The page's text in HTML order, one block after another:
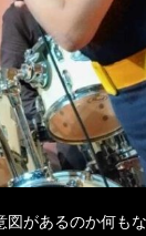
があるのか何も